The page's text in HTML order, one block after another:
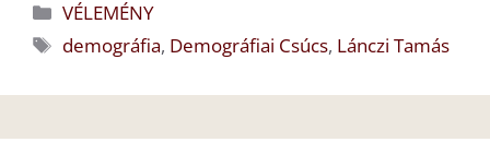
Kategória
VÉLEMÉNY
Címkék
demográfia, Demográfiai Csúcs, Lánczi Tamás